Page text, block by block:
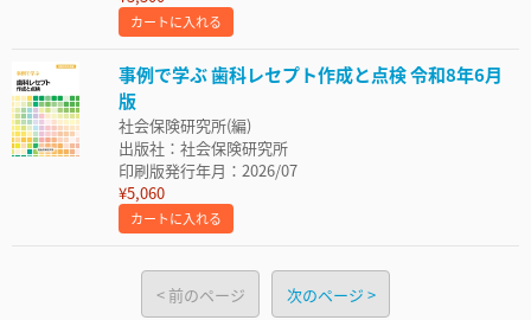
カートに入れる
事例で学ぶ 歯科レセプト作成と点検 令和8年6月
版
社会保険研究所(編)
出版社：社会保険研究所
印刷版発行年月：2026/07
¥5,060
カートに入れる
前のページ 次のページ